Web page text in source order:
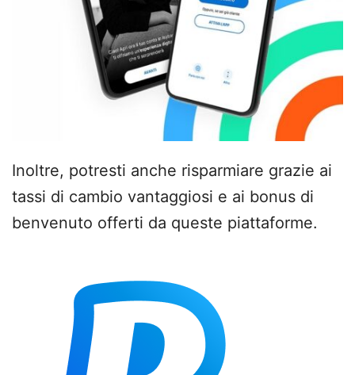
Inoltre, potresti anche risparmiare grazie ai
tassi di cambio vantaggiosi e ai bonus di
benvenuto offerti da queste piattaforme.